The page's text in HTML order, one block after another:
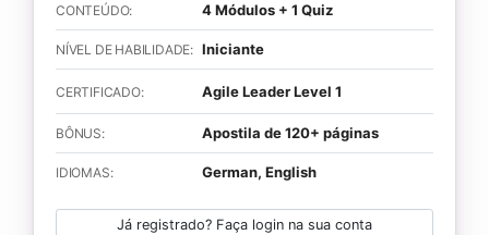
CONTEÚDO: 4 Módulos + 1 Quiz
NÍVEL DE HABILIDADE: Iniciante
CERTIFICADO: Agile Leader Level 1
BÔNUS: Apostila de 120+ páginas
IDIOMAS: German, English
Já registrado? Faça login na sua conta